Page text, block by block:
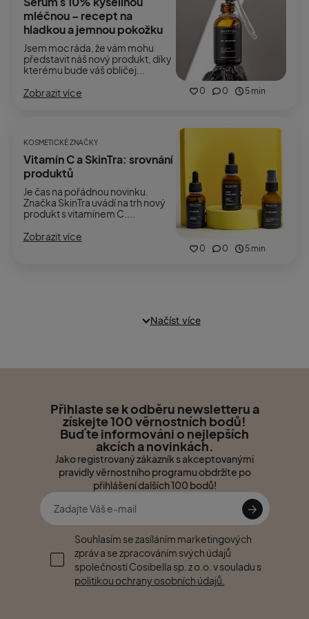
0 0 5 min
mléčnou – recept na
hladkou a jemnou pokožku
Jsem moc ráda, že vám mohu
představit náš nový produkt, díky
kterému bude váš obličej...
Zobrazit více
0 0 5 min
KOSMETICKÉ ZNAČKY
Vitamín C a SkinTra: srovnání
produktů
Je čas na pořádnou novinku.
Značka SkinTra uvádí na trh nový
produkt s vitamínem C....
Zobrazit více
Načíst více
Přihlaste se k odběru newsletteru a
získejte 100 věrnostních bodů!
Buďte informováni o nejlepších
akcích a novinkách.
Jako registrovaný zákazník s akceptovanými
pravidly věrnostního programu obdržíte po
přihlášení dalších 100 bodů!
Souhlasím se zasíláním marketingových
zpráv a se zpracováním svých údajů
společností Cosibella sp. z o.o. v souladu s
politikou ochrany osobních údajů.